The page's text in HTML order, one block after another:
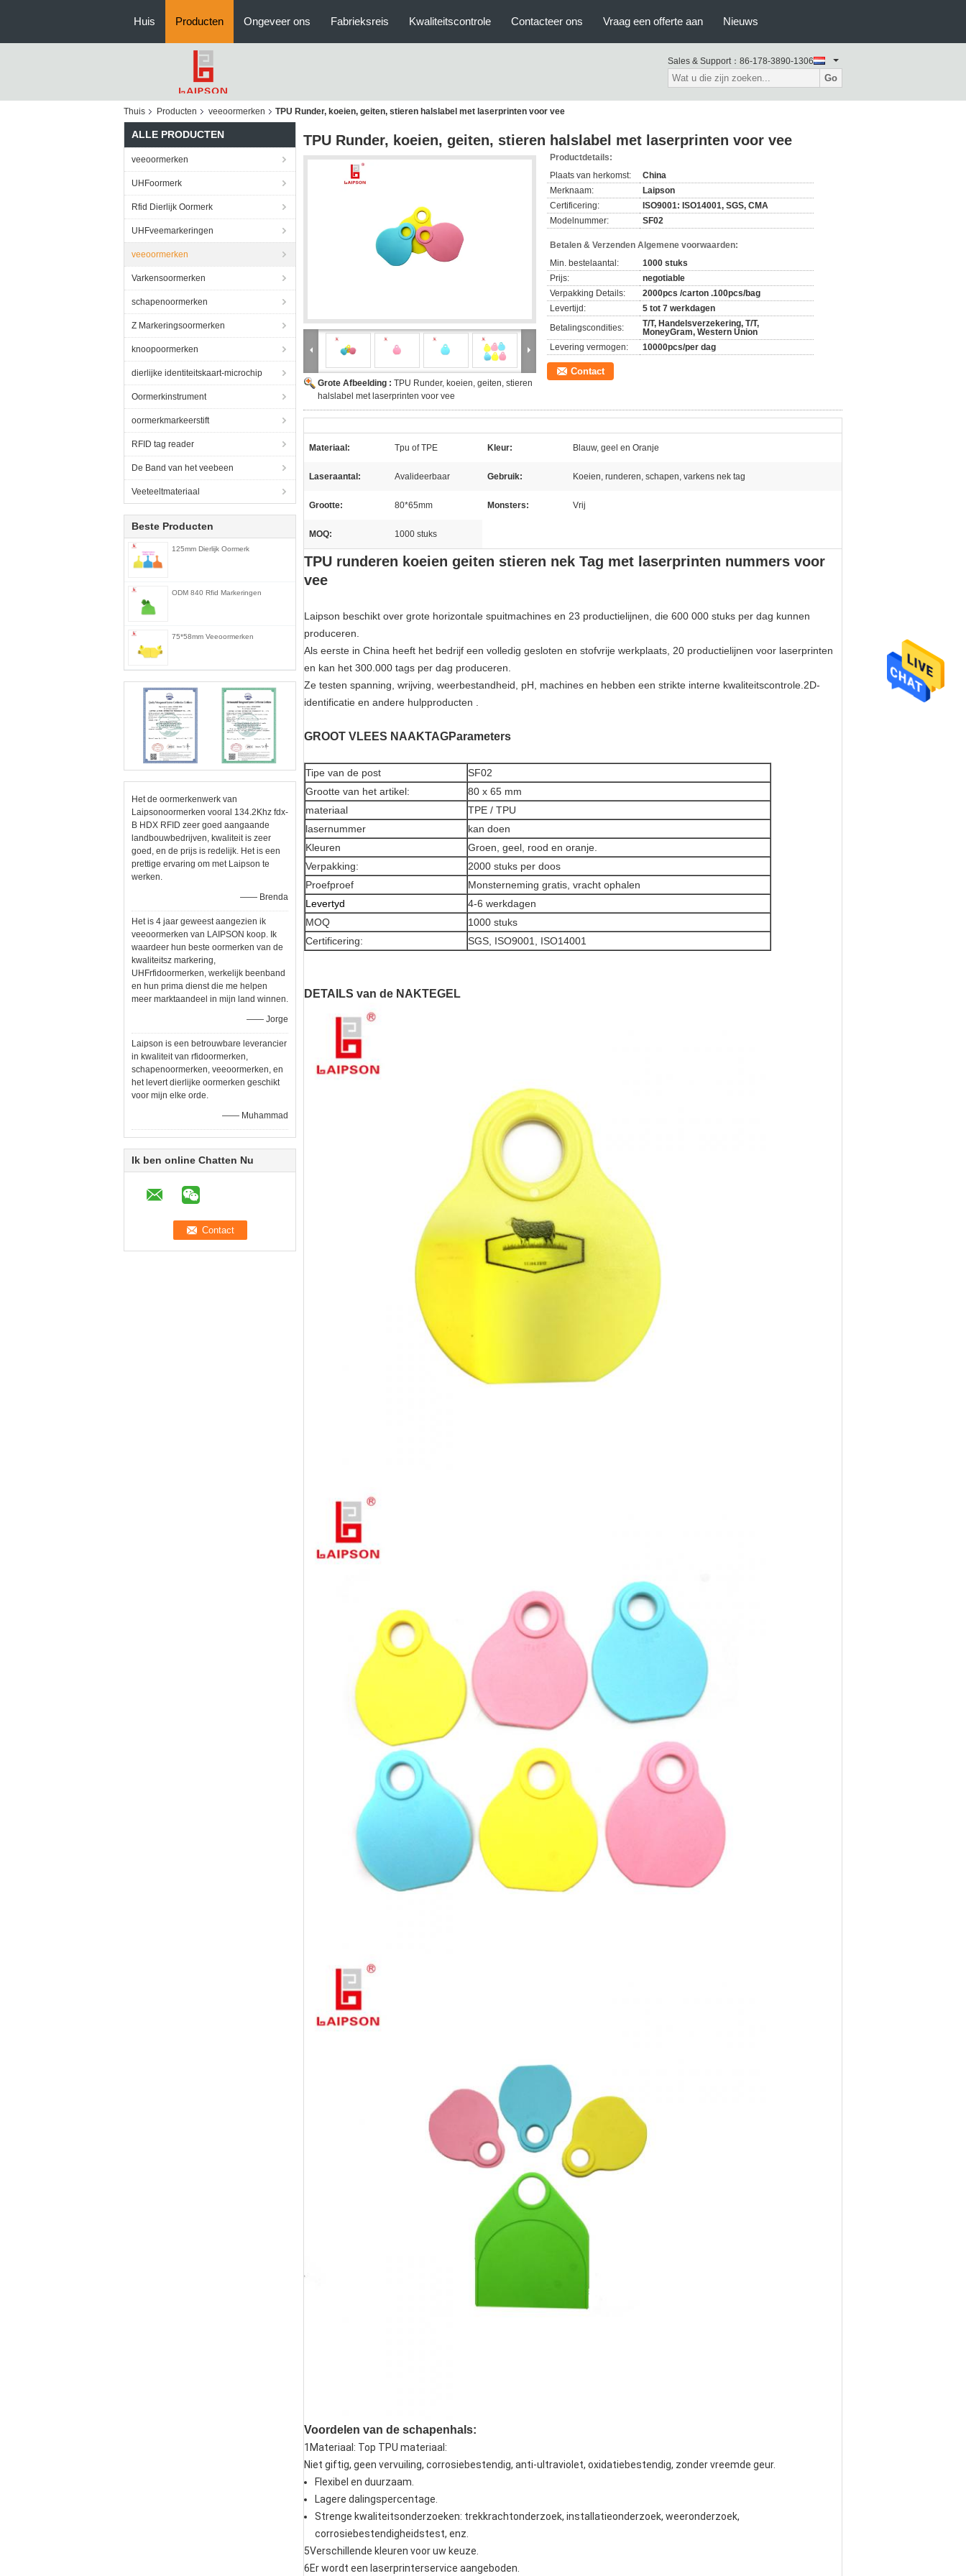
Huis Producten Ongeveer ons Fabrieksreis Kwaliteitscontrole Contacteer ons Vraag een offerte aan Nieuws
Sales & Support： 86-178-3890-1306
Go
Thuis Producten veeoormerken TPU Runder, koeien, geiten, stieren halslabel met laserprinten voor vee
ALLE PRODUCTEN
veeoormerken
UHFoormerk
Rfid Dierlijk Oormerk
UHFveemarkeringen
veeoormerken
Varkensoormerken
schapenoormerken
Z Markeringsoormerken
knoopoormerken
dierlijke identiteitskaart-microchip
Oormerkinstrument
oormerkmarkeerstift
RFID tag reader
De Band van het veebeen
Veeteeltmateriaal
Beste Producten
125mm Dierlijk Oormerk
ODM 840 Rfid Markeringen
75*58mm Veeoormerken
Het de oormerkenwerk van
Laipsonoormerken vooral 134.2Khz fdx-
B HDX RFID zeer goed aangaande
landbouwbedrijven, kwaliteit is zeer
goed, en de prijs is redelijk. Het is een
prettige ervaring om met Laipson te
werken.
—— Brenda
Het is 4 jaar geweest aangezien ik
veeoormerken van LAIPSON koop. Ik
waardeer hun beste oormerken van de
kwaliteitsz markering,
UHFrfidoormerken, werkelijk beenband
en hun prima dienst die me helpen
meer marktaandeel in mijn land winnen.
—— Jorge
Laipson is een betrouwbare leverancier
in kwaliteit van rfidoormerken,
schapenoormerken, veeoormerken, en
het levert dierlijke oormerken geschikt
voor mijn elke orde.
—— Muhammad
Ik ben online Chatten Nu
TPU Runder, koeien, geiten, stieren halslabel met laserprinten voor vee
Grote Afbeelding : TPU Runder, koeien, geiten, stieren
halslabel met laserprinten voor vee
Productdetails:
Plaats van herkomst:
China
Merknaam:
Laipson
Certificering:
ISO9001: ISO14001, SGS, CMA
Modelnummer:
SF02
Betalen & Verzenden Algemene voorwaarden:
Min. bestelaantal:
1000 stuks
Prijs:
negotiable
Verpakking Details:
2000pcs /carton .100pcs/bag
Levertijd:
5 tot 7 werkdagen
Betalingscondities:
T/T, Handelsverzekering, T/T,
MoneyGram, Western Union
Levering vermogen:
10000pcs/per dag
Contact
Materiaal: Tpu of TPE Kleur: Blauw, geel en Oranje
Laseraantal: Avalideerbaar Gebruik: Koeien, runderen, schapen, varkens nek tag
Grootte: 80*65mm Monsters: Vrij
MOQ: 1000 stuks
TPU runderen koeien geiten stieren nek Tag met laserprinten nummers voor
vee
Laipson beschikt over grote horizontale spuitmachines en 23 productielijnen, die 600 000 stuks per dag kunnen
produceren.
Als eerste in China heeft het bedrijf een volledig gesloten en stofvrije werkplaats, 20 productielijnen voor laserprinten
en kan het 300.000 tags per dag produceren.
Ze testen spanning, wrijving, weerbestandheid, pH, machines en hebben een strikte interne kwaliteitscontrole.2D-
identificatie en andere hulpproducten .
GROOT VLEES NAAKTAGParameters
Tipe van de post
SF02
Grootte van het artikel:
80 x 65 mm
materiaal
TPE / TPU
lasernummer
kan doen
Kleuren
Groen, geel, rood en oranje.
Verpakking:
2000 stuks per doos
Proefproef
Monsterneming gratis, vracht ophalen
Levertyd
4-6 werkdagen
MOQ
1000 stuks
Certificering:
SGS, ISO9001, ISO14001
DETAILS van de NAKTEGEL
Voordelen van de schapenhals:
1Materiaal: Top TPU materiaal:
Niet giftig, geen vervuiling, corrosiebestendig, anti-ultraviolet, oxidatiebestendig, zonder vreemde geur.
Flexibel en duurzaam.
Lagere dalingspercentage.
Strenge kwaliteitsonderzoeken: trekkrachtonderzoek, installatieonderzoek, weeronderzoek,
corrosiebestendigheidstest, enz.
5Verschillende kleuren voor uw keuze.
6Er wordt een laserprinterservice aangeboden.